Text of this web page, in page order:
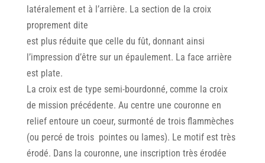
latéralement et à l’arrière. La section de la croix
proprement dite
est plus réduite que celle du fût, donnant ainsi
l’impression d’être sur un épaulement. La face arrière
est plate.
La croix est de type semi-bourdonné, comme la croix
de mission précédente. Au centre une couronne en
relief entoure un coeur, surmonté de trois flammèches
(ou percé de trois pointes ou lames). Le motif est très
érodé. Dans la couronne, une inscription très érodée